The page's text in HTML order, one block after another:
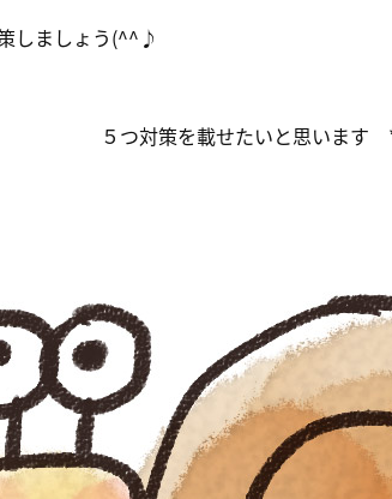
しましょう(^^♪
５つ対策を載せたいと思います